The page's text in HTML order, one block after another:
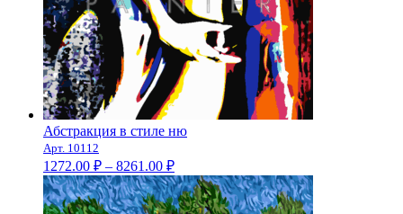
Абстракция в стиле ню
Арт. 10112
1272.00 ₽ – 8261.00 ₽Диапазон
цен:
1272.00 ₽